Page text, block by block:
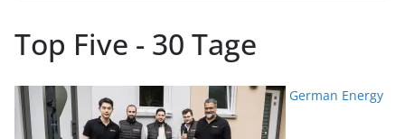
Top Five - 30 Tage
German Energy